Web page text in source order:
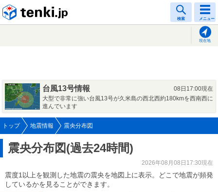
検索 メニュー
現在地
台風13号情報
08日17:00現在
大型で非常に強い台風13号が久米島の西北西約180kmを西南西に
進んでいます
トップ 地震情報 震央分布図
震央分布図(過去24時間)
2026年08月08日17:30現在
震度1以上を観測した地震の震央を地図上に表示。どこで地震が頻発
しているかを見ることができます。